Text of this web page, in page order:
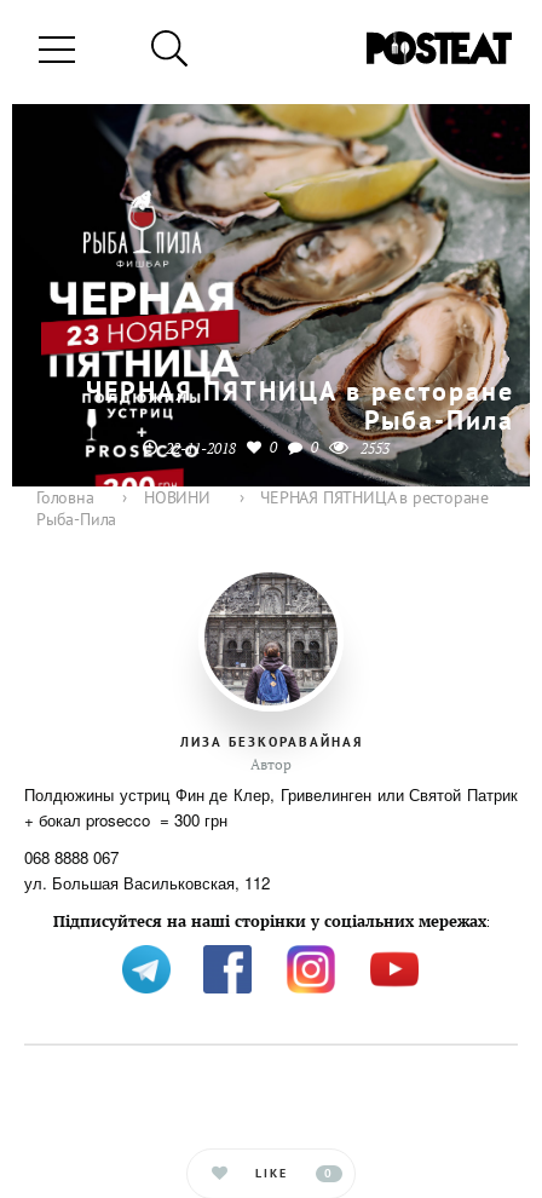
ЧЕРНАЯ ПЯТНИЦА в ресторане
Рыба-Пила
22-11-2018 0 0 2553
Головна › НОВИНИ ›
ЧЕРНАЯ ПЯТНИЦА в ресторане
Рыба-Пила
ЛИЗА БЕЗКОРАВАЙНАЯ
Автор
Полдюжины устриц Фин де Клер, Гривелинген или Святой Патрик
+ бокал prosecco = 300 грн
068 8888 067
ул. Большая Васильковская, 112
Підписуйтеся на наші сторінки у соціальних мережах:
LIKE 0